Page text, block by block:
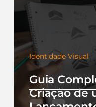
Guia
Criação de
Identidade Visual